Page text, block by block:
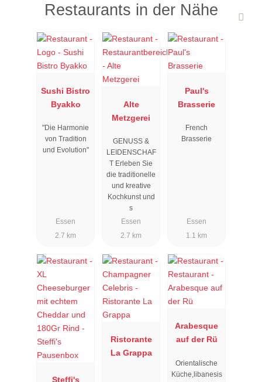
Restaurants in der Nähe
Sushi Bistro
Byakko
"Die Harmonie
von Tradition
und Evolution"
Essen
2.7 km
Alte
Metzgerei
GENUSS &
LEIDENSCHAF
T Erleben Sie
die traditionelle
und kreative
Kochkunst und
s
Essen
2.7 km
Paul's
Brasserie
French
Brasserie
Essen
1.1 km
Steffi's
Ristorante
La Grappa
Arabesque
auf der Rü
Orientalische
Küche,libanesis